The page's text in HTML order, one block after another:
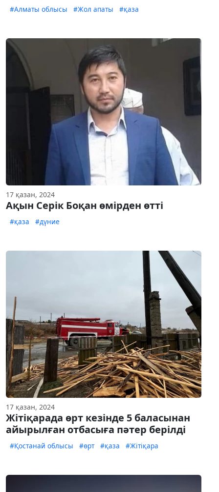
#Алматы облысы #Жол апаты #қаза
17 қазан, 2024
Ақын Серік Боқан өмірден өтті
#қаза #дүние
17 қазан, 2024
Жітіқарада өрт кезінде 5 баласынан
айырылған отбасыға пәтер берілді
#Қостанай облысы #өрт #қаза #Жітіқара